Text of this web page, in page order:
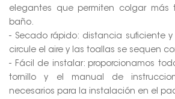
elegantes que permiten colgar más
baño.
- Secado rápido: distancia suficiente
circule el aire y las toallas se sequen
- Fácil de instalar: proporcionamos
tornillo y el manual de
necesarios para la instalación en el